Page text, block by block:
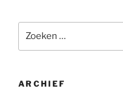
naar:
ARCHIEF